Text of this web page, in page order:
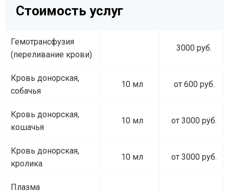
Стоимость услуг
Гемотрансфузия
(переливание крови)
3000 руб.
Кровь донорская,
собачья
10 мл от 600 руб.
Кровь донорская,
кошачья
10 мл от 3000 руб.
Кровь донорская,
кролика
10 мл от 3000 руб.
Плазма